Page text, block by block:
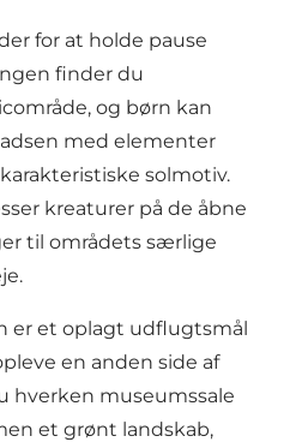
for at holde pause
finder du
og børn kan
med elementer
solmotiv.
kreaturer på de åbne
til områdets særlige
er et oplagt udflugtsmål
en anden side af
hverken museumssale
et grønt landskab,